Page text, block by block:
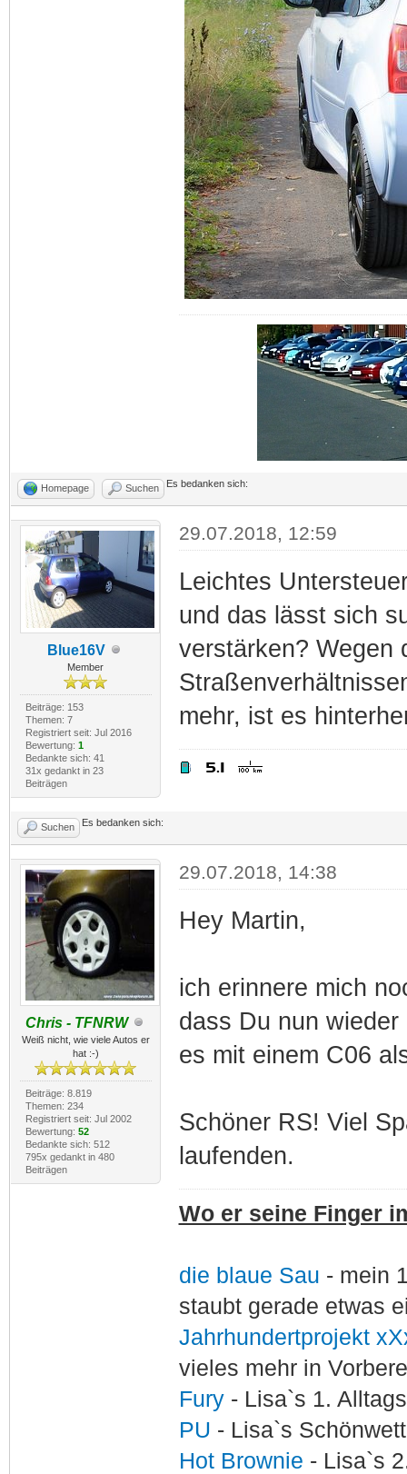
Homepage Suchen Es bedanken sich:
Blue16V
Member
Beiträge: 153
Themen: 7
Registriert seit: Jul 2016
Bewertung: 1
Bedankte sich: 41
31x gedankt in 23
Beiträgen
29.07.2018, 12:59
Leichtes
und das lässt sich
verstärken? Wegen
mehr, ist es
Suchen Es bedanken sich:
Chris - TFNRW
Weiß nicht, wie viele Autos er
hat :-)
Beiträge: 8.819
Themen: 234
Registriert seit: Jul 2002
Bewertung: 52
Bedankte sich: 512
795x gedankt in 480
Beiträgen
29.07.2018, 14:38
Hey Martin,
ich erinnere mich
dass Du nun
es mit einem C06
Schöner RS! Viel
laufenden.
Wo er seine Finger
die blaue Sau - mein
staubt gerade etwas
Jahrhundertprojekt
vieles mehr in
Fury - Lisa`s 1.
PU - Lisa`s
Hot Brownie - Lisa`s